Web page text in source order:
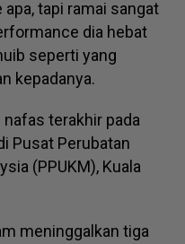
tapi ramai sangat
dia hebat
seperti yang
kepadanya.
terakhir pada
Pusat Perubatan
(PPUKM), Kuala
meninggalkan tiga